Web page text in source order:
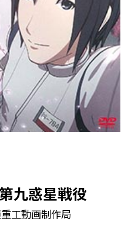
九惑星戦役
工動画制作局